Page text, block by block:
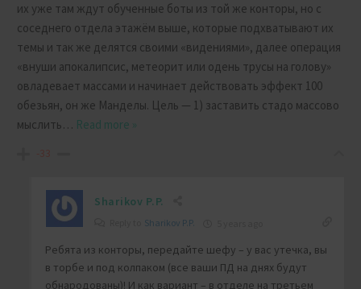
их уже там ждут обученные боты из той же конторы, но с
соседнего отдела этажём выше, которые подхватывают их
темы и так же делятся своими «видениями», далее операция
«внуши апокалипсис, метеорит или одень трусы на голову»
овладевает массами и начинает действовать эффект 100
обезьян, он же Манделы. Цель — 1) заставить стадо массово
мыслить… Read more »
Sharikov P.P.
Sharikov P.P.
Ребята из конторы, передайте шефу – у вас утечка, вы
в торбе и под колпаком (все ваши ПД на днях будут
обнародованы)! И как вариант – в отделе на третьем